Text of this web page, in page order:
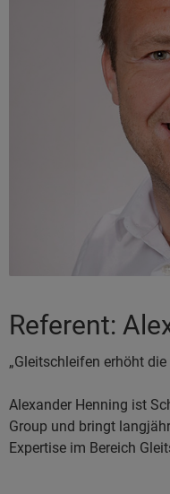
Referent:
„Gleitschleifen erhöht
Alexander Henning ist
Group und bringt
Expertise im Bereich